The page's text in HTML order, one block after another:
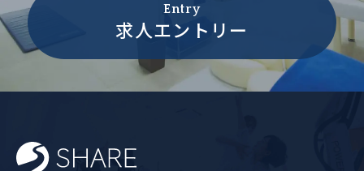
Entry
求人エントリー